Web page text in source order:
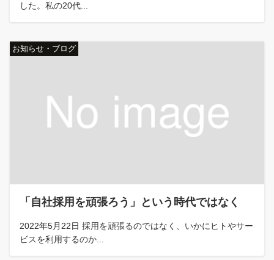
した。私の20代...
お知らせ・ブログ
「自社採用を頑張ろう」という時代ではなく
2022年5月22日 採用を頑張るのではなく、いかにヒトやサー
ビスを利用するのか...